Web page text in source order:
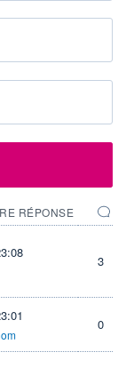
RÉPONSE
3
0